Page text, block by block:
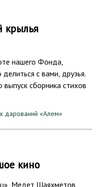
крылья
нашего Фонда,
с вами, друзья.
сборника стихов
дарований «Алем»
кино
Медет Шаяхметов,